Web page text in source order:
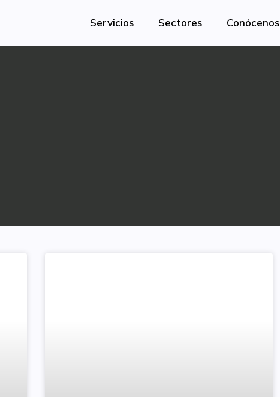
Servicios Sectores Conócenos